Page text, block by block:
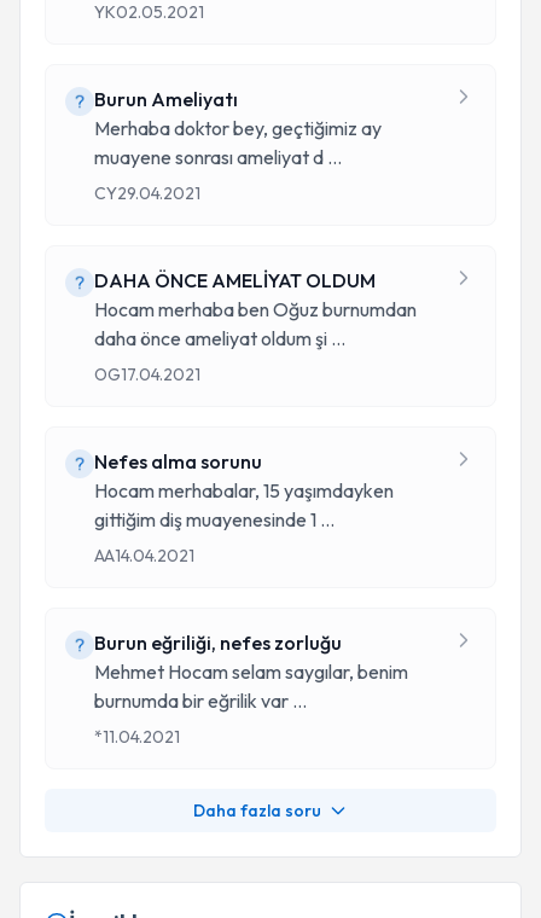
YK02.05.2021
Burun Ameliyatı
Merhaba doktor bey, geçtiğimiz ay
muayene sonrası ameliyat d ...
CY29.04.2021
DAHA ÖNCE AMELİYAT OLDUM
Hocam merhaba ben Oğuz burnumdan
daha önce ameliyat oldum şi ...
OG17.04.2021
Nefes alma sorunu
Hocam merhabalar, 15 yaşımdayken
gittiğim diş muayenesinde 1 ...
AA14.04.2021
Burun eğriliği, nefes zorluğu
Mehmet Hocam selam saygılar, benim
burnumda bir eğrilik var ...
*11.04.2021
Daha fazla soru